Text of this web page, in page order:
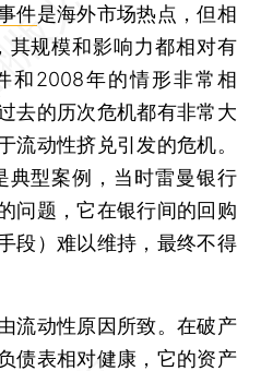
件是海外市场热点，但相
规模和影响力都相对有
和2008年的情形非常相
去的历次危机都有非常大
流动性挤兑引发的危机。
型案例，当时雷曼银行
问题，它在银行间的回购
段）难以维持，最终不得
动性原因所致。在破产
债表相对健康，它的资产